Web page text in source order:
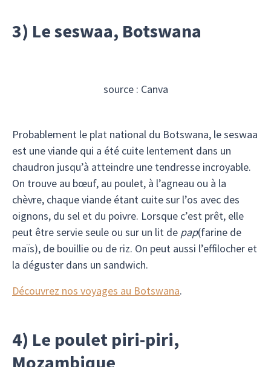
3) Le seswaa, Botswana
source : Canva
Probablement le plat national du Botswana, le seswaa
est une viande qui a été cuite lentement dans un
chaudron jusqu’à atteindre une tendresse incroyable.
On trouve au bœuf, au poulet, à l’agneau ou à la
chèvre, chaque viande étant cuite sur l’os avec des
oignons, du sel et du poivre. Lorsque c’est prêt, elle
peut être servie seule ou sur un lit de pap(farine de
maïs), de bouillie ou de riz. On peut aussi l’effilocher et
la déguster dans un sandwich.
Découvrez nos voyages au Botswana.
4) Le poulet piri-piri,
Mozambique